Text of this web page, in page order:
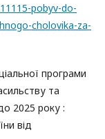
pobyv-do-
cholovika-za-
програми
та
2025 року :
від